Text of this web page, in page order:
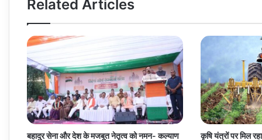
Related Articles
बहादुर सेना और देश के मजबूत नेतृत्व को नमन- कल्याण
कृषि यंत्रों पर मिल